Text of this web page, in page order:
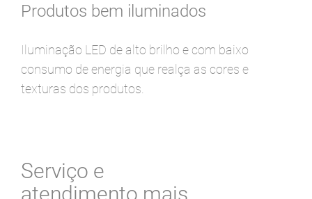
Produtos bem iluminados
Iluminação LED de alto brilho e com baixo
consumo de energia que realça as cores e
texturas dos produtos.
Serviço e
atendimento mais